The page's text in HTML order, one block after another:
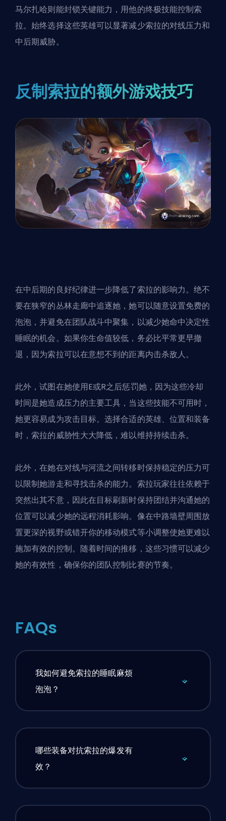
马尔扎哈则能封锁关键能力，用他的终极技能控制索
拉。始终选择这些英雄可以显著减少索拉的对线压力和
中后期威胁。
反制索拉的额外游戏技巧
在中后期的良好纪律进一步降低了索拉的影响力。绝不
要在狭窄的丛林走廊中追逐她，她可以随意设置免费的
泡泡，并避免在团队战斗中聚集，以减少她命中决定性
睡眠的机会。如果你生命值较低，务必比平常更早撤
退，因为索拉可以在意想不到的距离内击杀敌人。
此外，试图在她使用E或R之后惩罚她，因为这些冷却
时间是她造成压力的主要工具，当这些技能不可用时，
她更容易成为攻击目标。选择合适的英雄、位置和装备
时，索拉的威胁性大大降低，难以维持持续击杀。
此外，在她在对线与河流之间转移时保持稳定的压力可
以限制她游走和寻找击杀的能力。索拉玩家往往依赖于
突然出其不意，因此在目标刷新时保持团结并沟通她的
位置可以减少她的远程消耗影响。像在中路墙壁周围放
置更深的视野或错开你的移动模式等小调整使她更难以
施加有效的控制。随着时间的推移，这些习惯可以减少
她的有效性，确保你的团队控制比赛的节奏。
FAQs
我如何避免索拉的睡眠麻烦
泡泡？
哪些装备对抗索拉的爆发有
效？